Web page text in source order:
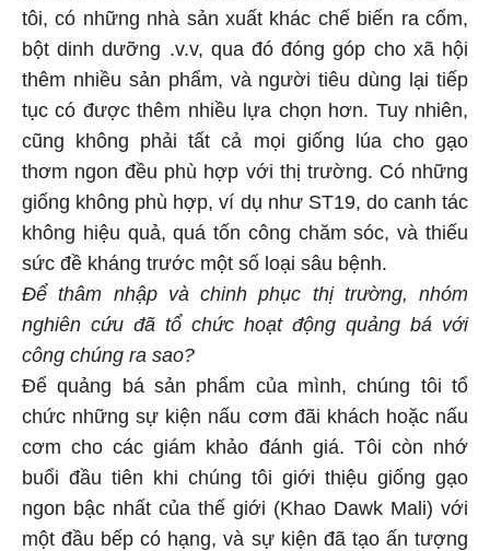
tôi, có những nhà sản xuất khác chế biến ra cốm,
bột dinh dưỡng .v.v, qua đó đóng góp cho xã hội
thêm nhiều sản phẩm, và người tiêu dùng lại tiếp
tục có được thêm nhiều lựa chọn hơn. Tuy nhiên,
cũng không phải tất cả mọi giống lúa cho gạo
thơm ngon đều phù hợp với thị trường. Có những
giống không phù hợp, ví dụ như ST19, do canh tác
không hiệu quả, quá tốn công chăm sóc, và thiếu
sức đề kháng trước một số loại sâu bệnh.
Để thâm nhập và chinh phục thị trường, nhóm
nghiên cứu đã tổ chức hoạt động quảng bá với
công chúng ra sao?
Để quảng bá sản phẩm của mình, chúng tôi tổ
chức những sự kiện nấu cơm đãi khách hoặc nấu
cơm cho các giám khảo đánh giá. Tôi còn nhớ
buổi đầu tiên khi chúng tôi giới thiệu giống gạo
ngon bậc nhất của thế giới (Khao Dawk Mali) với
một đầu bếp có hạng, và sự kiện đã tạo ấn tượng